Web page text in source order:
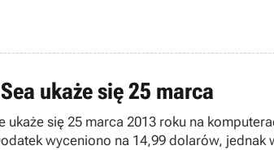
ukaże się 25 marca
się 25 marca 2013 roku na
wyceniono na 14,99 dolarów,